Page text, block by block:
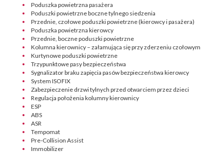
Poduszka powietrzna pasażera
Poduszki powietrzne boczne tylnego siedzenia
Przednie, czołowe poduszki powietrzne (kierowcy i pasażera)
Poduszka powietrzna kierowcy
Przednie, boczne poduszki powietrzne
Kolumna kierownicy – załamująca się przy zderzeniu czołowym
Kurtynowe poduszki powietrzne
Trzypunktowe pasy bezpieczeństwa
Sygnalizator braku zapięcia pasów bezpieczeństwa kierowcy
System ISOFIX
Zabezpieczenie drzwi tylnych przed otwarciem przez dzieci
Regulacja położenia kolumny kierownicy
ESP
ABS
ASR
Tempomat
Pre-Collision Assist
Immobilizer